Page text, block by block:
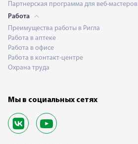
Партнерская программа для веб-мастеров
Работа
Преимущества работы в Ригла
Работа в аптеке
Работа в офисе
Работа в контакт-центре
Охрана труда
Мы в социальных сетях